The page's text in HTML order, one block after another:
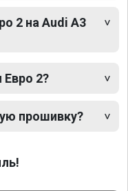
2 на Audi A3
2?
прошивку?